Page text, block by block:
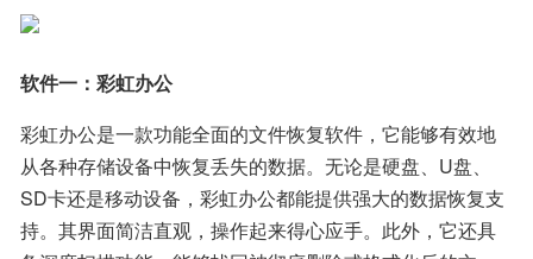
软件一：彩虹办公
彩虹办公是一款功能全面的文件恢复软件，它能够有效地
从各种存储设备中恢复丢失的数据。无论是硬盘、U盘、
SD卡还是移动设备，彩虹办公都能提供强大的数据恢复支
持。其界面简洁直观，操作起来得心应手。此外，它还具